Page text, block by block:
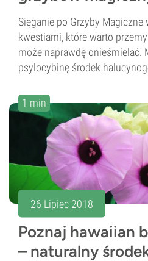
Sięganie po Grzyby
kwestiami, które warto
może naprawdę onieśmielać.
psylocybinę środek
1 min
26 Lipiec 2018
Poznaj hawaiian
– naturalny